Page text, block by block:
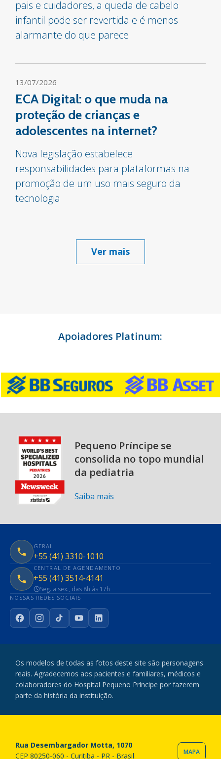
pais e cuidadores, a queda de cabelo
infantil pode ser revertida e é menos
alarmante do que parece
13/07/2026
ECA Digital: o que muda na
proteção de crianças e
adolescentes na internet?
Nova legislação estabelece
responsabilidades para plataformas na
promoção de um uso mais seguro da
tecnologia
Ver mais
Apoiadores Platinum:
Pequeno Príncipe se
consolida no topo mundial
da pediatria
Saiba mais
GERAL
+55 (41) 3310-1010
CENTRAL DE AGENDAMENTO
+55 (41) 3514-4141
Seg. a sex., das 8h às 17h
NOSSAS REDES SOCIAIS
FacebookInstagram
TikTokYouTubeLinkedIn
Os modelos de todas as fotos deste site são personagens
reais. Agradecemos aos pacientes e familiares, médicos e
colaboradores do Hospital Pequeno Príncipe por fazerem
parte da história da instituição.
Rua Desembargador Motta, 1070
CEP 80250-060 - Curitiba - PR - Brasil
MAPA